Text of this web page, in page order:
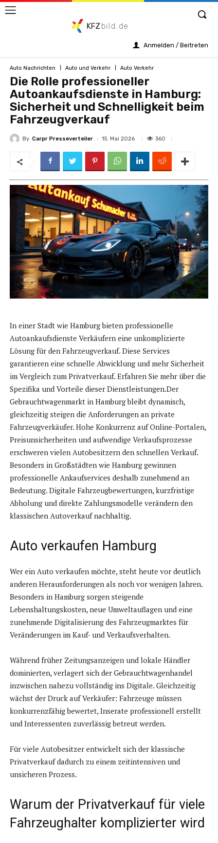
KFZ bild.de
Anmelden / Beitreten
Auto Nachrichten Auto und Verkehr Auto Verkehr
Die Rolle professioneller
Autoankaufsdienste in Hamburg:
Sicherheit und Schnelligkeit beim
Fahrzeugverkauf
By Carpr Presseverteiler 15. Mai 2026 360
In einer Stadt wie Hamburg bieten professionelle
Autoankaufsdienste Verkäufern eine unkomplizierte
Lösung für den Fahrzeugverkauf. Diese Services
garantieren eine schnelle Abwicklung und mehr Sicherheit
im Vergleich zum Privatverkauf. Erfahren Sie mehr über die
Spezifika und Vorteile dieser Dienstleistungen.Der
Gebrauchtwagenmarkt in Hamburg bleibt dynamisch,
gleichzeitig steigen die Anforderungen an private
Fahrzeugverkäufer. Hohe Konkurrenz auf Online-Portalen,
Preisunsicherheiten und aufwendige Verkaufsprozesse
erschweren vielen Autobesitzern den schnellen Verkauf.
Besonders in Großstädten wie Hamburg gewinnen
professionelle Ankaufservices deshalb zunehmend an
Bedeutung. Digitale Fahrzeugbewertungen, kurzfristige
Abholung und direkte Zahlungsmodelle verändern den
klassischen Autoverkauf nachhaltig.
Auto verkaufen Hamburg
Wer ein Auto verkaufen möchte, steht heute vor deutlich
anderen Herausforderungen als noch vor wenigen Jahren.
Besonders in Hamburg sorgen steigende
Lebenshaltungskosten, neue Umweltauflagen und eine
zunehmende Digitalisierung des Fahrzeugmarktes für
Veränderungen im Kauf- und Verkaufsverhalten.
Während früher Zeitungsanzeigen und lokale Händler
dominierten, verlagert sich der Gebrauchtwagenhandel
inzwischen nahezu vollständig ins Digitale. Gleichzeitig
wächst der Druck auf Verkäufer: Fahrzeuge müssen
konkurrenzfähig bewertet, Inserate professionell erstellt
und Interessenten zuverlässig betreut werden.
Für viele Autobesitzer entwickelt sich der klassische
Privatverkauf dadurch zu einem zeitintensiven und
unsicheren Prozess.
Warum der Privatverkauf für viele
Fahrzeughalter komplizierter wird